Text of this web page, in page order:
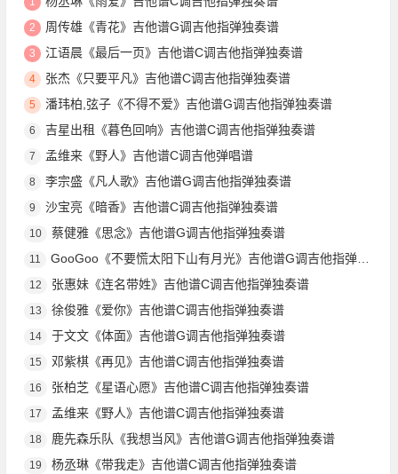
2 周传雄《青花》吉他谱G调吉他指弹独奏谱
3 江语晨《最后一页》吉他谱C调吉他指弹独奏谱
4 张杰《只要平凡》吉他谱C调吉他指弹独奏谱
5 潘玮柏,弦子《不得不爱》吉他谱G调吉他指弹独奏谱
6 吉星出租《暮色回响》吉他谱C调吉他指弹独奏谱
7 孟维来《野人》吉他谱C调吉他弹唱谱
8 李宗盛《凡人歌》吉他谱G调吉他指弹独奏谱
9 沙宝亮《暗香》吉他谱C调吉他指弹独奏谱
10 蔡健雅《思念》吉他谱G调吉他指弹独奏谱
11 GooGoo《不要慌太阳下山有月光》吉他谱G调吉他指弹独奏谱
12 张惠妹《连名带姓》吉他谱C调吉他指弹独奏谱
13 徐俊雅《爱你》吉他谱C调吉他指弹独奏谱
14 于文文《体面》吉他谱G调吉他指弹独奏谱
15 邓紫棋《再见》吉他谱C调吉他指弹独奏谱
16 张柏芝《星语心愿》吉他谱C调吉他指弹独奏谱
17 孟维来《野人》吉他谱C调吉他指弹独奏谱
18 鹿先森乐队《我想当风》吉他谱G调吉他指弹独奏谱
19 杨丞琳《带我走》吉他谱C调吉他指弹独奏谱